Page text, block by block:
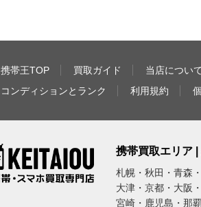
携帯王TOP 買取ガイド 当店について
コンディションとランク
利用規約
携帯買取エリア |
札幌・秋田・青森
大津・京都・大阪
宮崎・鹿児島・那